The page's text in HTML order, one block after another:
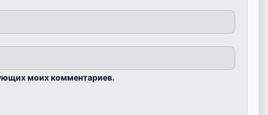
моих комментариев.